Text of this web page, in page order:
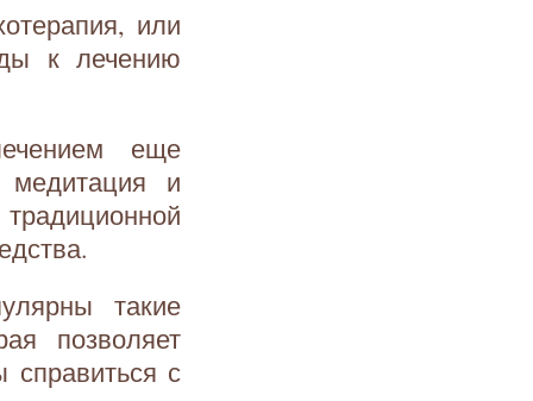
или
к лечению
еще
медитация и
такие
позволяет
с